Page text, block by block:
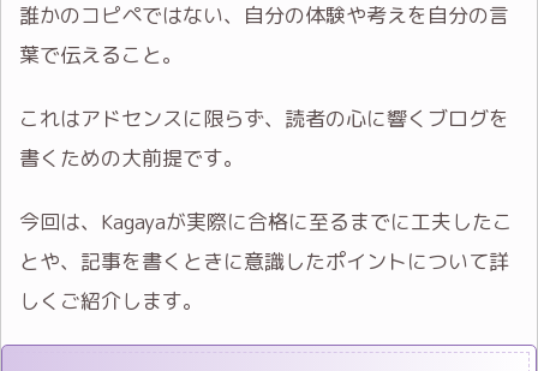
誰かのコピペではない、自分の体験や考えを自分の言
葉で伝えること。
これはアドセンスに限らず、読者の心に響くブログを
書くための大前提です。
今回は、Kagayaが実際に合格に至るまでに工夫したこ
とや、記事を書くときに意識したポイントについて詳
しくご紹介します。